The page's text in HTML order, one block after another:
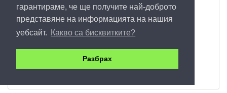
гарантираме, че ще получите най-доброто
представяне на информацията на нашия
уебсайт.
Какво са бисквитките?
Разбрах
30
Купи